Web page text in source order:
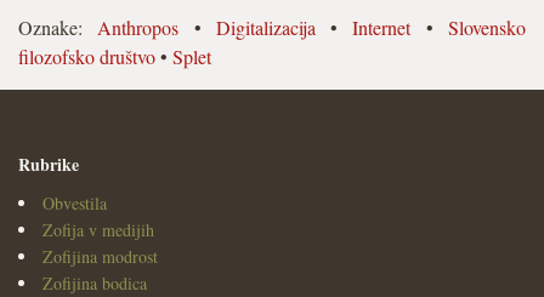
Oznake: Anthropos • Digitalizacija •Internet•Slovensko
filozofsko društvo• Splet
Rubrike
Obvestila
Zofija v medijih
Zofijina modrost
Zofijina bodica